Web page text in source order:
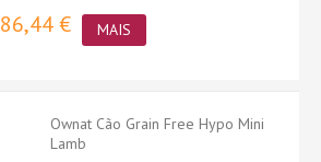
86,44 € MAIS
Ownat Cão Grain Free Hypo Mini
Lamb